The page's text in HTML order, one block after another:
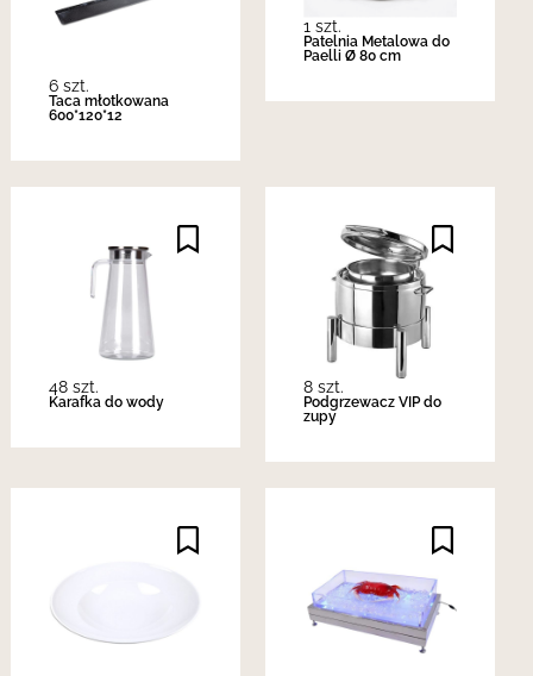
6 szt.
Taca młotkowana
600*120*12
1 szt.
Patelnia Metalowa do
Paelli Ø 80 cm
48 szt.
Karafka do wody
8 szt.
Podgrzewacz VIP do
zupy